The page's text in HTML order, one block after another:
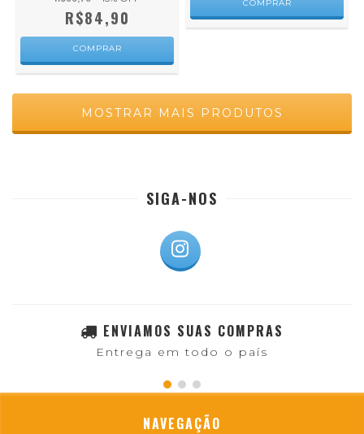
R$84,90
COMPRAR
COMPRAR
MOSTRAR MAIS PRODUTOS
SIGA-NOS
ENVIAMOS SUAS COMPRAS
Entrega em todo o país
NAVEGAÇÃO